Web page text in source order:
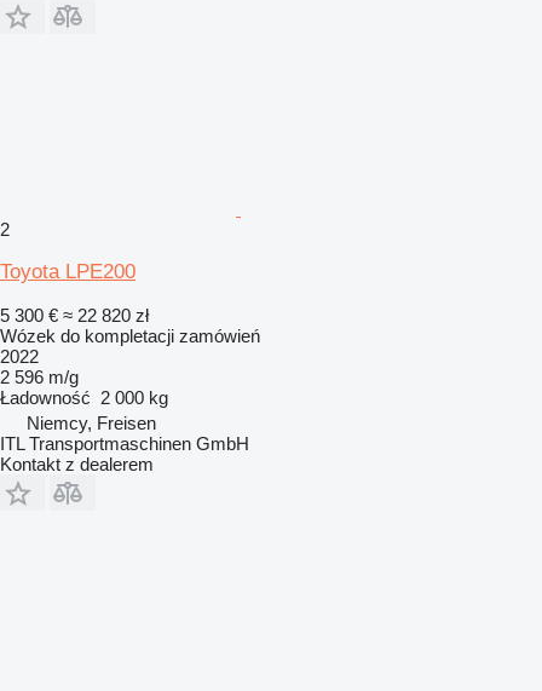
2
Toyota LPE200
5 300 € ≈ 22 820 zł
Wózek do kompletacji zamówień
2022
2 596 m/g
Ładowność 2 000 kg
Niemcy, Freisen
ITL Transportmaschinen GmbH
Kontakt z dealerem